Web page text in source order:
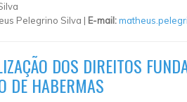
Pelegrino Silva | E-mail:
DOS DIREITOS
DE HABERMAS